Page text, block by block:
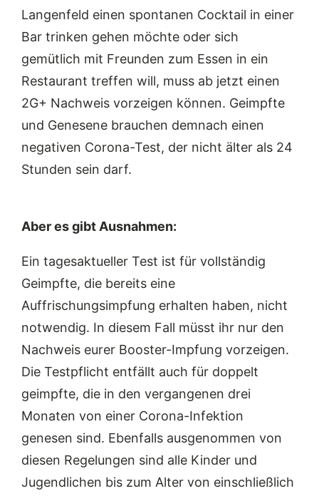
Langenfeld einen spontanen Cocktail in einer
Bar trinken gehen möchte oder sich
gemütlich mit Freunden zum Essen in ein
Restaurant treffen will, muss ab jetzt einen
2G+ Nachweis vorzeigen können. Geimpfte
und Genesene brauchen demnach einen
negativen Corona-Test, der nicht älter als 24
Stunden sein darf.
Aber es gibt Ausnahmen:
Ein tagesaktueller Test ist für vollständig
Geimpfte, die bereits eine
Auffrischungsimpfung erhalten haben, nicht
notwendig. In diesem Fall müsst ihr nur den
Nachweis eurer Booster-Impfung vorzeigen.
Die Testpflicht entfällt auch für doppelt
geimpfte, die in den vergangenen drei
Monaten von einer Corona-Infektion
genesen sind. Ebenfalls ausgenommen von
diesen Regelungen sind alle Kinder und
Jugendlichen bis zum Alter von einschließlich